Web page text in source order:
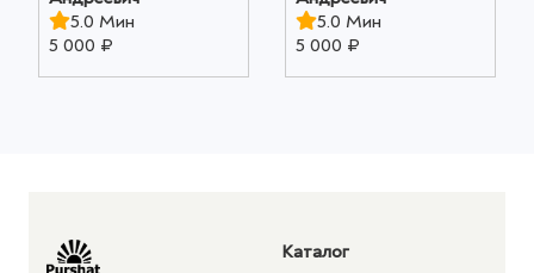
5.0 Мин
5 000 ₽
5.0 Мин
5 000 ₽
Каталог